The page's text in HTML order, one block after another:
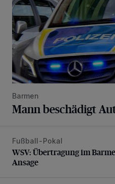
Barmen
Mann beschädigt
WSV: Übertragung im
Fußball-Pokal
WSV: Übertragung im
Ansage